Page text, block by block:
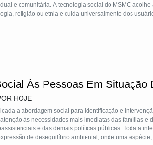
e comunitária. A tecnologia social do MSMC acolhe
religião ou etnia e cuida universalmente dos
Às Pessoas Em Situação
HOJE
a abordagem social para identificação e
às necessidades mais imediatas das famílias e
e das demais políticas públicas. Toda a
de desequilíbrio ambiental, onde uma